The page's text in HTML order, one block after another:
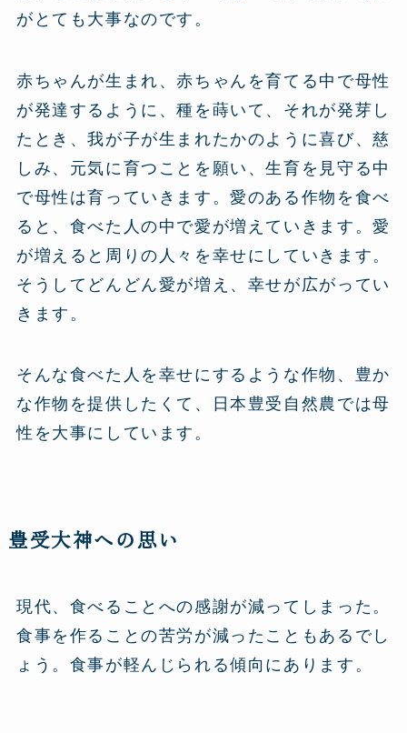
がとても大事なのです。
赤ちゃんが生まれ、赤ちゃんを育てる中で母性
が発達するように、種を蒔いて、それが発芽し
たとき、我が子が生まれたかのように喜び、慈
しみ、元気に育つことを願い、生育を見守る中
で母性は育っていきます。愛のある作物を食べ
ると、食べた人の中で愛が増えていきます。愛
が増えると周りの人々を幸せにしていきます。
そうしてどんどん愛が増え、幸せが広がってい
きます。
そんな食べた人を幸せにするような作物、豊か
な作物を提供したくて、日本豊受自然農では母
性を大事にしています。
豊受大神への思い
現代、食べることへの感謝が減ってしまった。
食事を作ることの苦労が減ったこともあるでし
ょう。食事が軽んじられる傾向にあります。